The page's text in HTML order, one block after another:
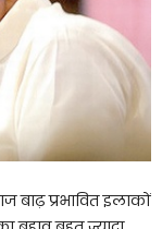
बाढ़ प्रभावित इलाकों